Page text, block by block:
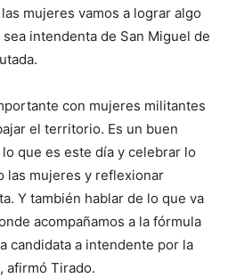
mujeres vamos a lograr algo
intendenta de San Miguel de
con mujeres militantes
el territorio. Es un buen
que es este día y celebrar lo
las mujeres y reflexionar
Y también hablar de lo que va
acompañamos a la fórmula
candidata a intendente por la
afirmó Tirado.